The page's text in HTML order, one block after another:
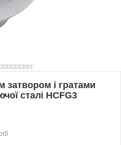
затвором і гратами
сталі HCFG3